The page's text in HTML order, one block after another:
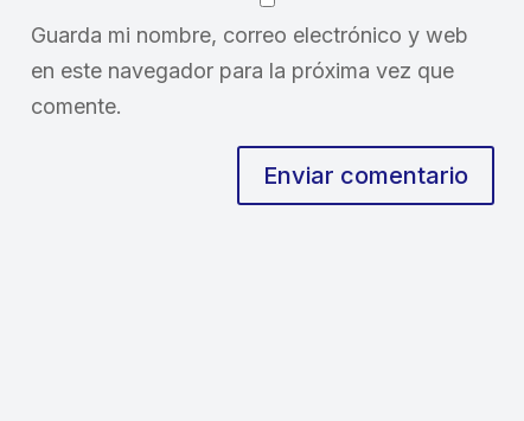
Guarda mi nombre, correo electrónico y web
en este navegador para la próxima vez que
comente.
Enviar comentario